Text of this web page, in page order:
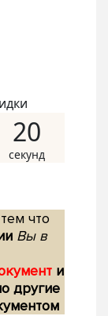
19
что
Вы в
и
другие